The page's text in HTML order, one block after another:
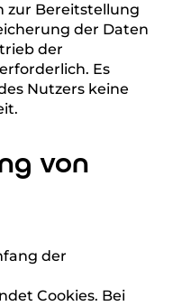
Bereitstellung der
die jeweilige
der Daten in
sieben
Nutzer gelöscht
eine Zuordnung
mehr möglich
zur Bereitstellung